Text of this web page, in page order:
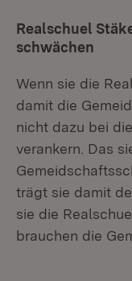
Realschuel
schwächen
Wenn sie die
damit die
nicht dazu bei
verankern. Das
trägt sie damit
sie die
brauchen die